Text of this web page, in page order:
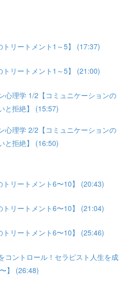
トリートメント1～5】 (17:37)
トリートメント1～5】 (21:00)
心理学 1/2【コミュニケーションの
と拒絶】 (15:57)
心理学 2/2【コミュニケーションの
と拒絶】 (16:50)
トリートメント6〜10】 (20:43)
トリートメント6〜10】 (21:04)
トリートメント6〜10】 (25:46)
コントロール！セラピスト人生を成
】 (26:48)